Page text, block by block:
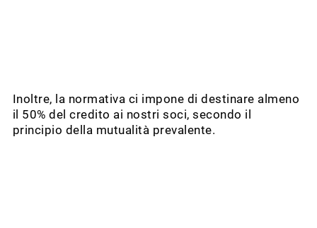
Inoltre, la normativa ci impone di destinare almeno
il 50% del credito ai nostri soci, secondo il
principio della mutualità prevalente.